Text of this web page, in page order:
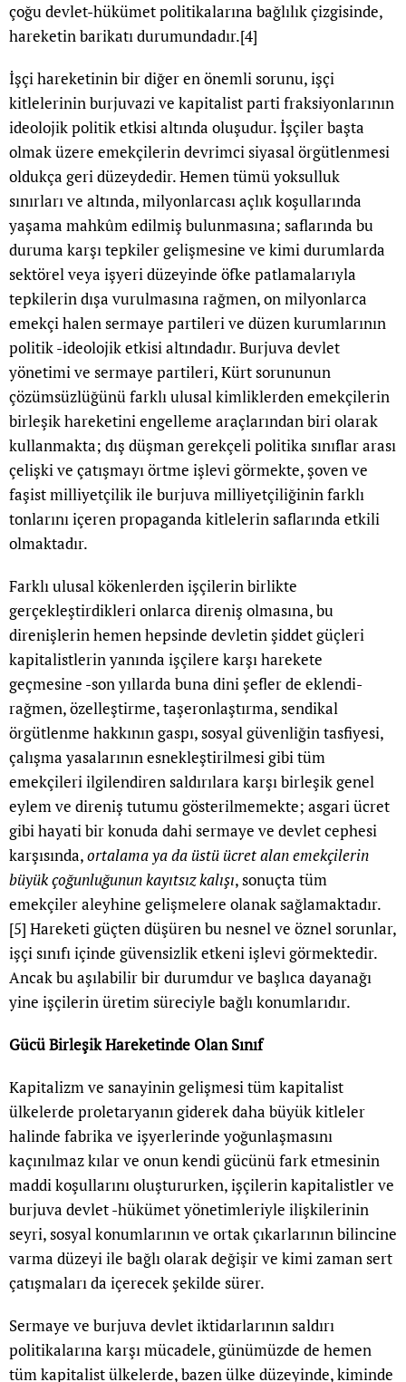
çoğu devlet-hükümet politikalarına bağlılık çizgisinde,
hareketin barikatı durumundadır.[4]
İşçi hareketinin bir diğer en önemli sorunu, işçi
kitlelerinin burjuvazi ve kapitalist parti fraksiyonlarının
ideolojik politik etkisi altında oluşudur. İşçiler başta
olmak üzere emekçilerin devrimci siyasal örgütlenmesi
oldukça geri düzeydedir. Hemen tümü yoksulluk
sınırları ve altında, milyonlarcası açlık koşullarında
yaşama mahkûm edilmiş bulunmasına; saflarında bu
duruma karşı tepkiler gelişmesine ve kimi durumlarda
sektörel veya işyeri düzeyinde öfke patlamalarıyla
tepkilerin dışa vurulmasına rağmen, on milyonlarca
emekçi halen sermaye partileri ve düzen kurumlarının
politik -ideolojik etkisi altındadır. Burjuva devlet
yönetimi ve sermaye partileri, Kürt sorununun
çözümsüzlüğünü farklı ulusal kimliklerden emekçilerin
birleşik hareketini engelleme araçlarından biri olarak
kullanmakta; dış düşman gerekçeli politika sınıflar arası
çelişki ve çatışmayı örtme işlevi görmekte, şoven ve
faşist milliyetçilik ile burjuva milliyetçiliğinin farklı
tonlarını içeren propaganda kitlelerin saflarında etkili
olmaktadır.
Farklı ulusal kökenlerden işçilerin birlikte
gerçekleştirdikleri onlarca direniş olmasına, bu
direnişlerin hemen hepsinde devletin şiddet güçleri
kapitalistlerin yanında işçilere karşı harekete
geçmesine -son yıllarda buna dini şefler de eklendi-
rağmen, özelleştirme, taşeronlaştırma, sendikal
örgütlenme hakkının gaspı, sosyal güvenliğin tasfiyesi,
çalışma yasalarının esnekleştirilmesi gibi tüm
emekçileri ilgilendiren saldırılara karşı birleşik genel
eylem ve direniş tutumu gösterilmemekte; asgari ücret
gibi hayati bir konuda dahi sermaye ve devlet cephesi
karşısında,ortalama ya da üstü ücret alan emekçilerin
büyük çoğunluğunun kayıtsız kalışı, sonuçta tüm
emekçiler aleyhine gelişmelere olanak sağlamaktadır.
[5] Hareketi güçten düşüren bu nesnel ve öznel sorunlar,
işçi sınıfı içinde güvensizlik etkeni işlevi görmektedir.
Ancak bu aşılabilir bir durumdur ve başlıca dayanağı
yine işçilerin üretim süreciyle bağlı konumlarıdır.
Gücü Birleşik Hareketinde Olan Sınıf
Kapitalizm ve sanayinin gelişmesi tüm kapitalist
ülkelerde proletaryanın giderek daha büyük kitleler
halinde fabrika ve işyerlerinde yoğunlaşmasını
kaçınılmaz kılar ve onun kendi gücünü fark etmesinin
maddi koşullarını oluştururken, işçilerin kapitalistler ve
burjuva devlet -hükümet yönetimleriyle ilişkilerinin
seyri, sosyal konumlarının ve ortak çıkarlarının bilincine
varma düzeyi ile bağlı olarak değişir ve kimi zaman sert
çatışmaları da içerecek şekilde sürer.
Sermaye ve burjuva devlet iktidarlarının saldırı
politikalarına karşı mücadele, günümüzde de hemen
tüm kapitalist ülkelerde, bazen ülke düzeyinde, kiminde